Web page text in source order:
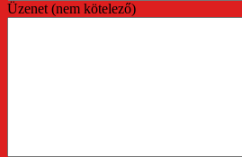
Üzenet (nem kötelező)